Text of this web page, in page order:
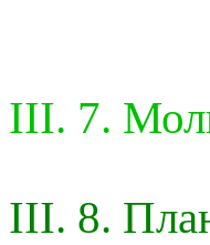
III. 7.
III. 8.